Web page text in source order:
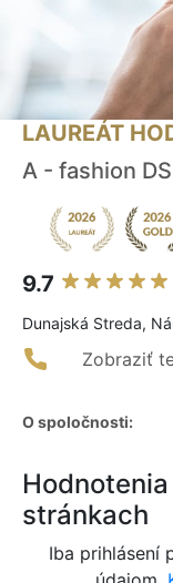
LAUREÁT
A - fashion DS
9.7
Dunajská Streda,
Zobraziť
O spoločnosti:
stránkach
Iba prihlásení